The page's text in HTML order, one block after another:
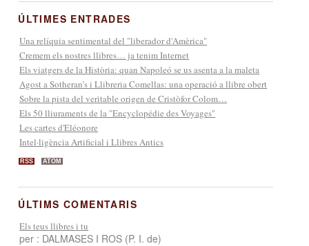
ÚLTIMES ENTRADES
Una relíquia sentimental del "liberador d'Amèrica"
Cremem els nostres llibres… ja tenim Internet
Els viatgers de la Història: quan Napoleó se us asenta a la maleta
Agost a Sotheran’s i Llibreria Comellas: una operació a llibre obert
Sobre la pista del veritable origen de Cristòfor Colom…
Els 50 lliuraments de la "Encyclopédie des Voyages"
Les cartes d'Eléonore
Intel·ligència Artificial i Llibres Antics
RSS ATOM
ÚLTIMS COMENTARIS
Els teus llibres i tu
per : DALMASES I ROS (P. I. de)